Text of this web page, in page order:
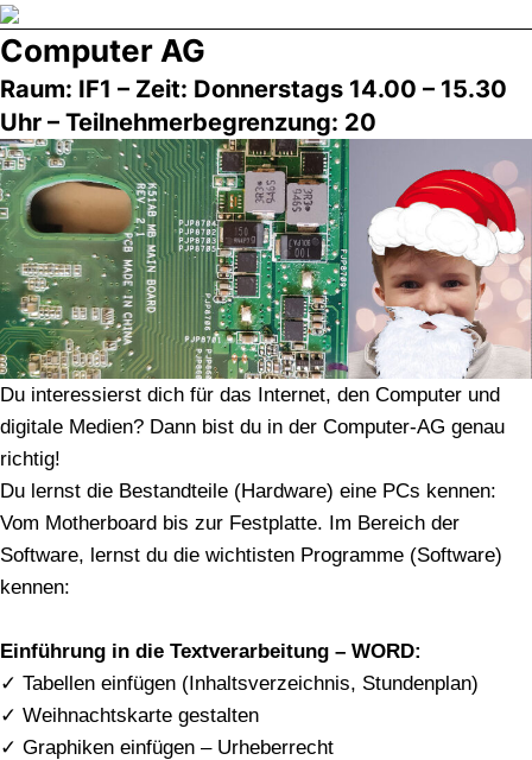
Direkt
zum
Inhalt
wechseln
Computer AG
Raum: IF1 – Zeit: Donnerstags 14.00 – 15.30
Uhr – Teilnehmerbegrenzung: 20
Du interessierst dich für das Internet, den Computer und
digitale Medien? Dann bist du in der Computer-AG genau
richtig!
Du lernst die Bestandteile (Hardware) eine PCs kennen:
Vom Motherboard bis zur Festplatte. Im Bereich der
Software, lernst du die wichtisten Programme (Software)
kennen:
Einführung in die Textverarbeitung – WORD:
✓ Tabellen einfügen (Inhaltsverzeichnis, Stundenplan)
✓ Weihnachtskarte gestalten
✓ Graphiken einfügen – Urheberrecht